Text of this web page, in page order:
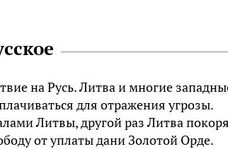
на Русь. Литва и многие
для отражения угрозы.
Литвы, другой раз Литва
от уплаты дани Золотой Орде.